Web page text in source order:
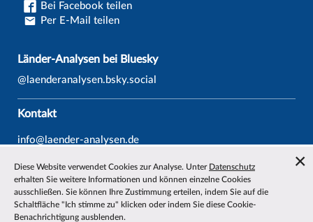
Bei Facebook teilen
Per E-Mail teilen
Länder-Analysen bei Bluesky
@laenderanalysen.bsky.social
Kontakt
info@laender-analysen.de
Fax: 0421/218-69607
Redaktionen
Wissenschaftliche Beiräte
Diese Website verwendet Cookies zur Analyse. Unter Datenschutz
erhalten Sie weitere Informationen und können einzelne Cookies
ausschließen. Sie können Ihre Zustimmung erteilen, indem Sie auf die
Schaltfläche "Ich stimme zu" klicken oder indem Sie diese Cookie-
Benachrichtigung ausblenden.